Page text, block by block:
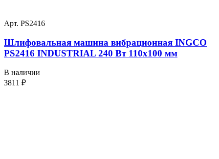
Арт. PS2416
Шлифовальная машина вибрационная INGCO
PS2416 INDUSTRIAL 240 Вт 110х100 мм
В наличии
3811 ₽